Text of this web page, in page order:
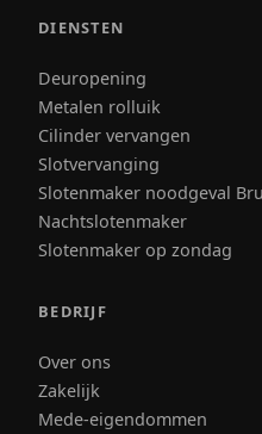
DIENSTEN
Deuropening
Metalen rolluik
Cilinder vervangen
Slotvervanging
Slotenmaker noodgeval
Nachtslotenmaker
Slotenmaker op zondag
BEDRIJF
Over ons
Zakelijk
Mede-eigendommen